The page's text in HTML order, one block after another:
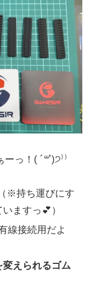
ーっ！( ´꒳`)੭⁾⁾
※持ち運びにす
ますっ💕）
線接続用だよ
えられるゴム